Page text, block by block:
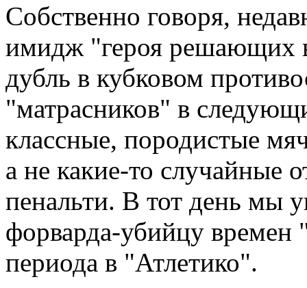
Собственно говоря,
имидж "героя решающих
дубль в кубковом
"матрасников" в
классные, породистые
а не какие-то случайные
пенальти. В тот день мы
форварда-убийцу времен
периода в "Атлетико".